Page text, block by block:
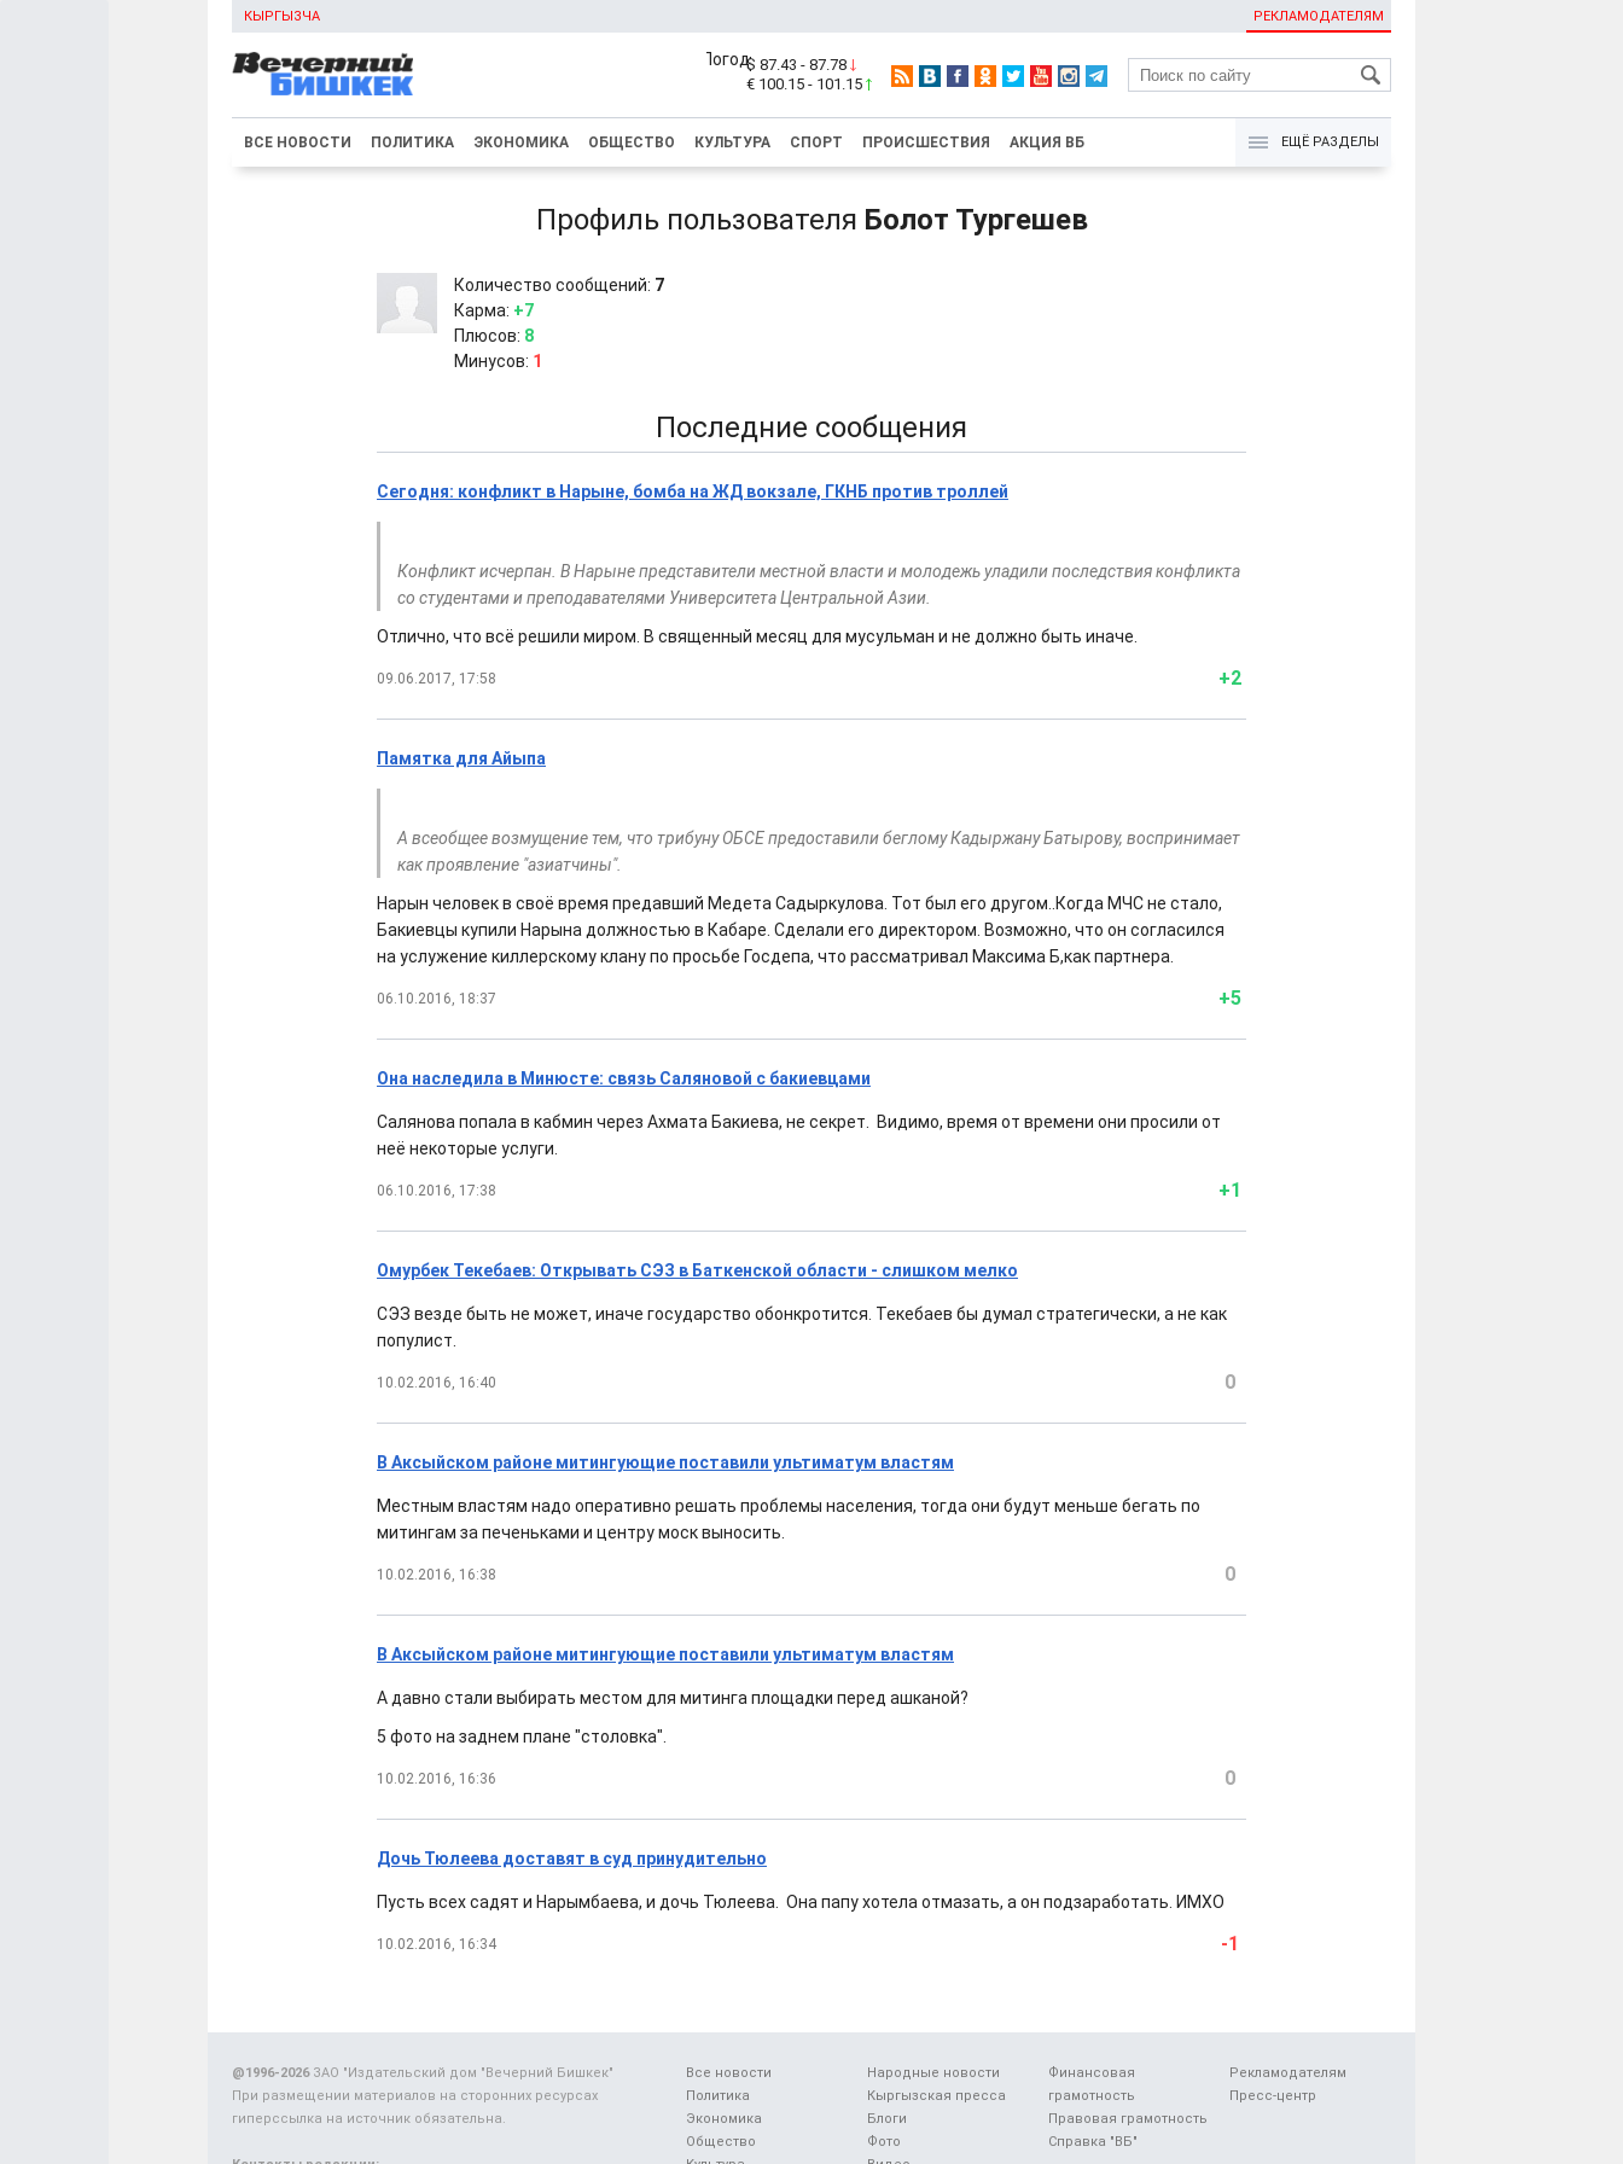
КЫРГЫЗЧА РЕКЛАМОДАТЕЛЯМ
KG
$ 87.43 - 87.78
€ 100.15 - 101.15
ВСЕ НОВОСТИ ПОЛИТИКА ЭКОНОМИКА ОБЩЕСТВО КУЛЬТУРА СПОРТ ПРОИСШЕСТВИЯ АКЦИЯ ВБ ЕЩЁ РАЗДЕЛЫ
Профиль пользователя Болот Тургешев
Количество сообщений: 7
Карма: +7
Плюсов: 8
Минусов: 1
Последние сообщения
Сегодня: конфликт в Нарыне, бомба на ЖД вокзале, ГКНБ против троллей
Конфликт исчерпан. В Нарыне представители местной власти и молодежь уладили последствия конфликта
со студентами и преподавателями Университета Центральной Азии.
Отлично, что всё решили миром. В священный месяц для мусульман и не должно быть иначе.
09.06.2017, 17:58 +2
Памятка для Айыпа
А всеобщее возмущение тем, что трибуну ОБСЕ предоставили беглому Кадыржану Батырову, воспринимает
как проявление "азиатчины".
Нарын человек в своё время предавший Медета Садыркулова. Тот был его другом..Когда МЧС не стало,
Бакиевцы купили Нарына должностью в Кабаре. Сделали его директором. Возможно, что он согласился
на услужение киллерскому клану по просьбе Госдепа, что рассматривал Максима Б,как партнера.
06.10.2016, 18:37 +5
Она наследила в Минюсте: связь Саляновой с бакиевцами
Салянова попала в кабмин через Ахмата Бакиева, не секрет. Видимо, время от времени они просили от
неё некоторые услуги.
06.10.2016, 17:38 +1
Омурбек Текебаев: Открывать СЭЗ в Баткенской области - слишком мелко
СЭЗ везде быть не может, иначе государство обонкротится. Текебаев бы думал стратегически, а не как
популист.
10.02.2016, 16:40 0
В Аксыйском районе митингующие поставили ультиматум властям
Местным властям надо оперативно решать проблемы населения, тогда они будут меньше бегать по
митингам за печеньками и центру моск выносить.
10.02.2016, 16:38 0
В Аксыйском районе митингующие поставили ультиматум властям
А давно стали выбирать местом для митинга площадки перед ашканой?
5 фото на заднем плане "столовка".
10.02.2016, 16:36 0
Дочь Тюлеева доставят в суд принудительно
Пусть всех садят и Нарымбаева, и дочь Тюлеева. Она папу хотела отмазать, а он подзаработать. ИМХО
10.02.2016, 16:34 -1
Все новости
Политика
Экономика
Общество
Народные новости
Кыргызская пресса
Блоги
Фото
Финансовая
грамотность
Правовая грамотность
Справка "ВБ"
Рекламодателям
Пресс-центр
@1996-2026ЗАО "Издательский дом "Вечерний Бишкек"
При размещении материалов на сторонних ресурсах
гиперссылка на источник обязательна.